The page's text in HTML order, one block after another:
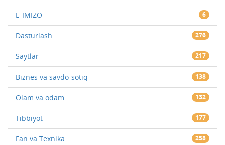
E-IMIZO 6
Dasturlash 276
Saytlar 217
Biznes va savdo-sotiq 138
Olam va odam 132
Tibbiyot 177
Fan va Texnika 258